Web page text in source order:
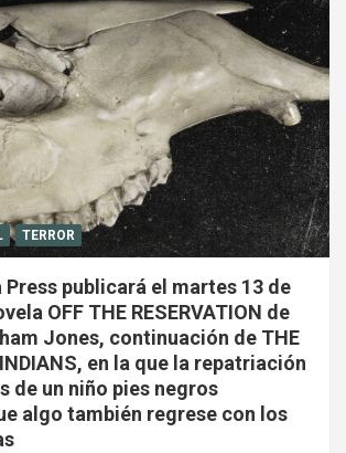
TERROR
Press publicará el martes 13 de
OFF THE RESERVATION de
Jones, continuación de THE
INDIANS, en la que la repatriación
de un niño pies negros
algo también regrese con los